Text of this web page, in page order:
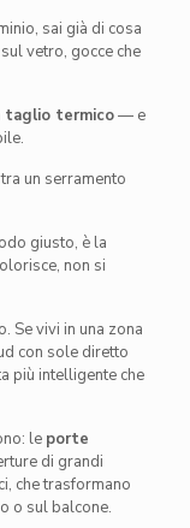
sai già di cosa
vetro, gocce che
taglio termico— e
un serramento
giusto, è la
non si
Se vivi in una zona
con sole diretto
più intelligente che
le porte
di grandi
che trasformano
o sul balcone.